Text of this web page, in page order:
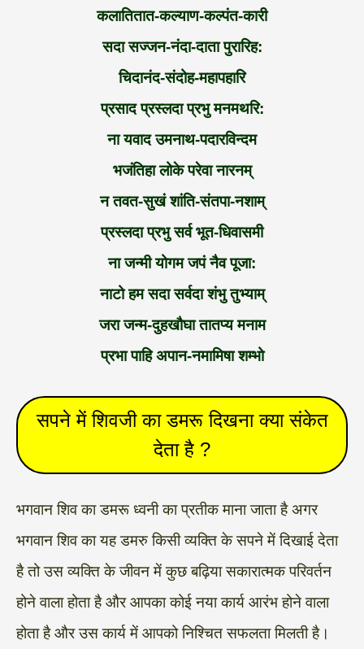
कलातितात-कल्याण-कल्पंत-कारी
सदा सज्जन-नंदा-दाता पुरारिह:
चिदानंद-संदोह-महापहारि
प्रसाद प्रस्लदा प्रभु मनमथरि:
ना यवाद उमनाथ-पदारविन्दम
भजंतिहा लोके परेवा नारनम्
न तवत-सुखं शांति-संतपा-नशाम्
प्रस्लदा प्रभु सर्व भूत-धिवासमी
ना जन्मी योगम जपं नैव पूजा:
नाटो हम सदा सर्वदा शंभु तुभ्याम्
जरा जन्म-दुहखौघा तातप्य मनाम
प्रभा पाहि अपान-नमामिषा शम्भो
सपने में शिवजी का डमरू दिखना क्या संकेत
देता है ?
भगवान शिव का डमरू ध्वनी का प्रतीक माना जाता है अगर
भगवान शिव का यह डमरु किसी व्यक्ति के सपने में दिखाई देता
है तो उस व्यक्ति के जीवन में कुछ बढ़िया सकारात्मक परिवर्तन
होने वाला होता है और आपका कोई नया कार्य आरंभ होने वाला
होता है और उस कार्य में आपको निश्चित सफलता मिलती है।